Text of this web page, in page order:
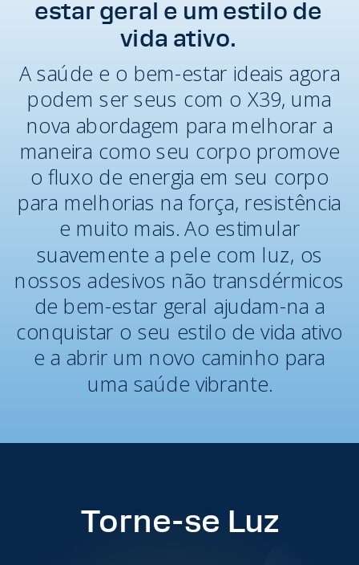
estar geral e um estilo de
vida ativo.
A saúde e o bem-estar ideais agora
podem ser seus com o X39, uma
nova abordagem para melhorar a
maneira como seu corpo promove
o fluxo de energia em seu corpo
para melhorias na força, resistência
e muito mais. Ao estimular
suavemente a pele com luz, os
nossos adesivos não transdérmicos
de bem-estar geral ajudam-na a
conquistar o seu estilo de vida ativo
e a abrir um novo caminho para
uma saúde vibrante.
Torne-se Luz